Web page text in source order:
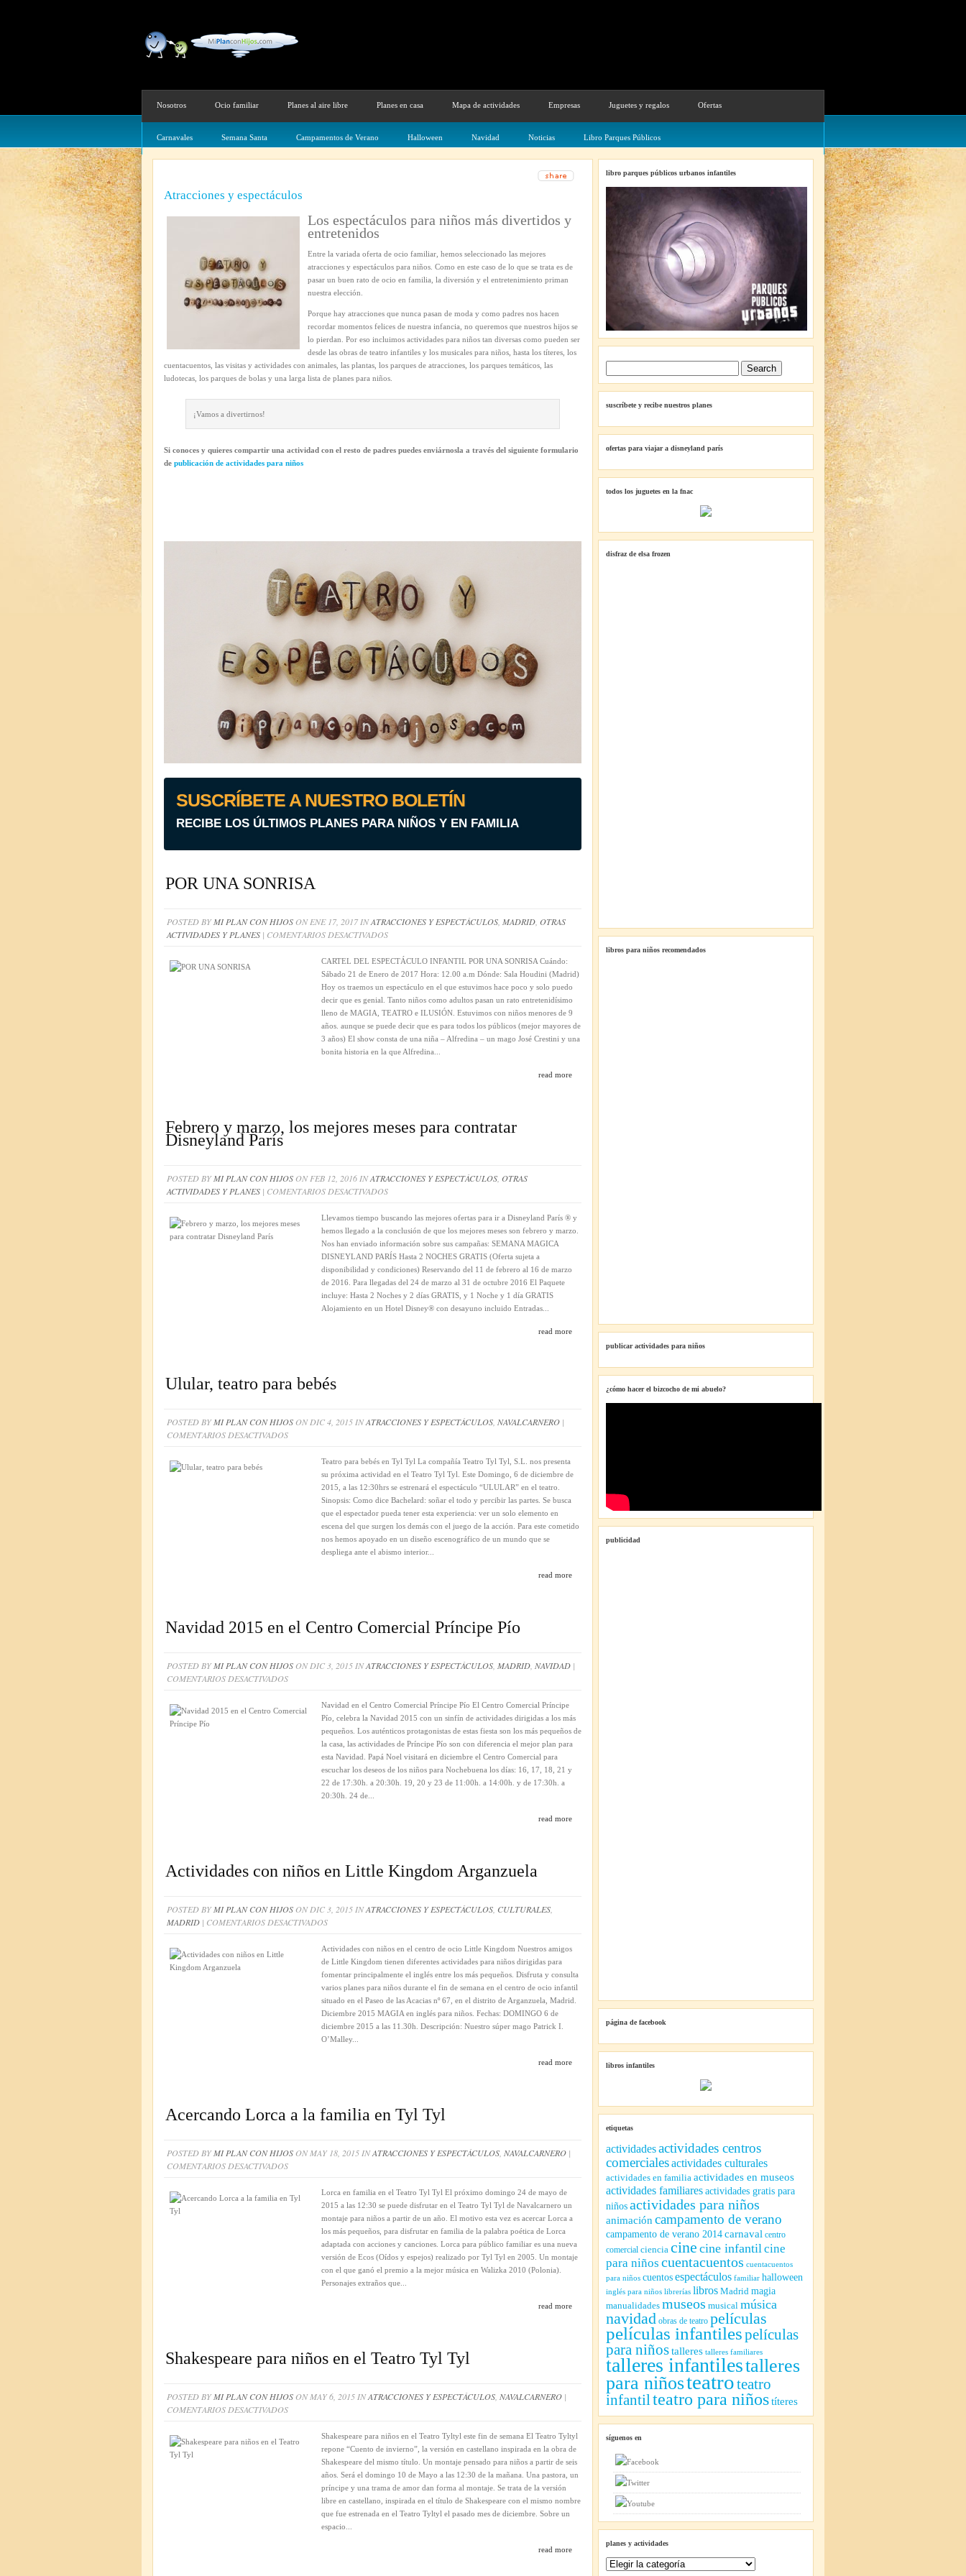
Nosotros Ocio familiar Planes al aire libre Planes en casa Mapa de actividades Empresas Juguetes y regalos Ofertas
Carnavales Semana Santa Campamentos de Verano Halloween Navidad Noticias Libro Parques Públicos
Atracciones y espectáculos
Los espectáculos para niños más divertidos y
entretenidos
Entre la variada oferta de ocio familiar, hemos seleccionado las mejores
atracciones y espectáculos para niños. Como en este caso de lo que se trata es de
pasar un buen rato de ocio en familia, la diversión y el entretenimiento priman
nuestra elección.
Porque hay atracciones que nunca pasan de moda y como padres nos hacen
recordar momentos felices de nuestra infancia, no queremos que nuestros hijos se
lo pierdan. Por eso incluimos actividades para niños tan diversas como pueden ser
desde las obras de teatro infantiles y los musicales para niños, hasta los títeres, los
cuentacuentos, las visitas y actividades con animales, las plantas, los parques de atracciones, los parques temáticos, las
ludotecas, los parques de bolas y una larga lista de planes para niños.
¡Vamos a divertirnos!
Si conoces y quieres compartir una actividad con el resto de padres puedes enviárnosla a través del siguiente formulario
de publicación de actividades para niños
SUSCRÍBETE A NUESTRO BOLETÍN
RECIBE LOS ÚLTIMOS PLANES PARA NIÑOS Y EN FAMILIA
POR UNA SONRISA
POSTED BY MI PLAN CON HIJOS ON ENE 17, 2017 INATRACCIONES Y ESPECTÁCULOS MADRID OTRAS
ACTIVIDADES Y PLANES | COMENTARIOS DESACTIVADOSEN
UNA
SONRISA
CARTEL DEL ESPECTÁCULO INFANTIL POR UNA SONRISA Cuándo:
Sábado 21 de Enero de 2017 Hora: 12.00 a.m Dónde: Sala Houdini (Madrid)
Hoy os traemos un espectáculo en el que estuvimos hace poco y solo puedo
decir que es genial. Tanto niños como adultos pasan un rato entretenidísimo
lleno de MAGIA, TEATRO e ILUSIÓN. Estuvimos con niños menores de 9
años. aunque se puede decir que es para todos los públicos (mejor mayores de
3 años) El show consta de una niña – Alfredina – un mago José Crestini y una
bonita historia en la que Alfredina...
read more
Febrero y marzo, los mejores meses para contratar
Disneyland París
POSTED BY MI PLAN CON HIJOS ON FEB 12, 2016 INATRACCIONES Y ESPECTÁCULOS OTRAS
ACTIVIDADES Y PLANES | COMENTARIOS DESACTIVADOSEN
Y
MARZO,
LOS
MEJORES
MESES
PARA
CONTRATAR
DISNEYLAND
Llevamos tiempo buscando las mejores ofertas para ir a Disneyland París ® y
hemos llegado a la conclusión de que los mejores meses son febrero y marzo.
Nos han enviado información sobre sus campañas: SEMANA MAGICA
DISNEYLAND PARÍS Hasta 2 NOCHES GRATIS (Oferta sujeta a
disponibilidad y condiciones) Reservando del 11 de febrero al 16 de marzo
de 2016. Para llegadas del 24 de marzo al 31 de octubre 2016 El Paquete
incluye: Hasta 2 Noches y 2 días GRATIS, y 1 Noche y 1 día GRATIS
Alojamiento en un Hotel Disney® con desayuno incluido Entradas...
read more
Ulular, teatro para bebés
POSTED BY MI PLAN CON HIJOS ON DIC 4, 2015 INATRACCIONES Y ESPECTÁCULOS NAVALCARNERO |
COMENTARIOS DESACTIVADOSEN
Teatro para bebés en Tyl Tyl La compañía Teatro Tyl Tyl, S.L. nos presenta
su próxima actividad en el Teatro Tyl Tyl. Este Domingo, 6 de diciembre de
2015, a las 12:30hrs se estrenará el espectáculo “ULULAR” en el teatro.
Sinopsis: Como dice Bachelard: soñar el todo y percibir las partes. Se busca
que el espectador pueda tener esta experiencia: ver un solo elemento en
escena del que surgen los demás con el juego de la acción. Para este cometido
nos hemos apoyado en un diseño escenográfico de un mundo que se
despliega ante el abismo interior...
read more
Navidad 2015 en el Centro Comercial Príncipe Pío
POSTED BY MI PLAN CON HIJOS ON DIC 3, 2015 INATRACCIONES Y ESPECTÁCULOS MADRID NAVIDAD |
COMENTARIOS DESACTIVADOSEN
EN
COMERCIAL
PRÍNCIPE
Navidad en el Centro Comercial Príncipe Pío El Centro Comercial Príncipe
Pío, celebra la Navidad 2015 con un sinfín de actividades dirigidas a los más
pequeños. Los auténticos protagonistas de estas fiesta son los más pequeños de
la casa, las actividades de Príncipe Pío son con diferencia el mejor plan para
esta Navidad. Papá Noel visitará en diciembre el Centro Comercial para
escuchar los deseos de los niños para Nochebuena los días: 16, 17, 18, 21 y
22 de 17:30h. a 20:30h. 19, 20 y 23 de 11:00h. a 14:00h. y de 17:30h. a
20:30h. 24 de...
read more
Actividades con niños en Little Kingdom Arganzuela
POSTED BY MI PLAN CON HIJOS ON DIC 3, 2015 INATRACCIONES Y ESPECTÁCULOS CULTURALES
MADRID | COMENTARIOS DESACTIVADOSEN
CON
NIÑOS
EN
LITTLE
KINGDOM
ARGANZUELA
Actividades con niños en el centro de ocio Little Kingdom Nuestros amigos
de Little Kingdom tienen diferentes actividades para niños dirigidas para
fomentar principalmente el inglés entre los más pequeños. Disfruta y consulta
varios planes para niños durante el fin de semana en el centro de ocio infantil
situado en el Paseo de las Acacias nº 67, en el distrito de Arganzuela, Madrid.
Diciembre 2015 MAGIA en inglés para niños. Fechas: DOMINGO 6 de
diciembre 2015 a las 11.30h. Descripción: Nuestro súper mago Patrick I.
O’Malley...
read more
Acercando Lorca a la familia en Tyl Tyl
POSTED BY MI PLAN CON HIJOS ON MAY 18, 2015 INATRACCIONES Y ESPECTÁCULOS NAVALCARNERO |
COMENTARIOS DESACTIVADOSEN
A
Lorca en familia en el Teatro Tyl Tyl El próximo domingo 24 de mayo de
2015 a las 12:30 se puede disfrutar en el Teatro Tyl Tyl de Navalcarnero un
montaje para niños a partir de un año. El motivo esta vez es acercar Lorca a
los más pequeños, para disfrutar en familia de la palabra poética de Lorca
adaptada con acciones y canciones. Lorca para público familiar es una nueva
versión de Ecos (Oídos y espejos) realizado por Tyl Tyl en 2005. Un montaje
con el que ganó el premio a la mejor música en Walizka 2010 (Polonia).
Personajes extraños que...
read more
Shakespeare para niños en el Teatro Tyl Tyl
POSTED BY MI PLAN CON HIJOS ON MAY 6, 2015 INATRACCIONES Y ESPECTÁCULOS NAVALCARNERO |
COMENTARIOS DESACTIVADOSEN
NIÑOS
Shakespeare para niños en el Teatro Tyltyl este fin de semana El Teatro Tyltyl
repone “Cuento de invierno”, la versión en castellano inspirada en la obra de
Shakespeare del mismo título. Un montaje pensado para niños a partir de seis
años. Será el domingo 10 de Mayo a las 12:30 de la mañana. Una pastora, un
príncipe y una trama de amor dan forma al montaje. Se trata de la versión
libre en castellano, inspirada en el título de Shakespeare con el mismo nombre
que fue estrenada en el Teatro Tyltyl el pasado mes de diciembre. Sobre un
espacio...
read more
libro parques públicos urbanos infantiles
suscríbete y recibe nuestros planes
ofertas para viajar a disneyland parís
todos los juguetes en la fnac
disfraz de elsa frozen
libros para niños recomendados
publicar actividades para niños
¿cómo hacer el bizcocho de mi abuelo?
publicidad
página de facebook
libros infantiles
etiquetas
actividadesactividades centros
comercialesactividades culturales
actividades en familia actividades en museos
actividades familiaresactividades gratis para
niñosactividades para niños
animación campamento de verano
campamento de verano 2014carnaval centro
comercial ciencia cine cine infantilcine
para niños cuentacuentos cuentacuentos
para niños cuentosespectáculos familiar halloween
inglés para niños librerías libros Madrid magia
manualidades museos musical música
navidad obras de teatro películas
películas infantilespelículas
para niñostalleres talleres familiares
talleres infantilestalleres
para niñosteatroteatro
infantilteatro para niñostíteres
síguenos en
planes y actividades
Planes